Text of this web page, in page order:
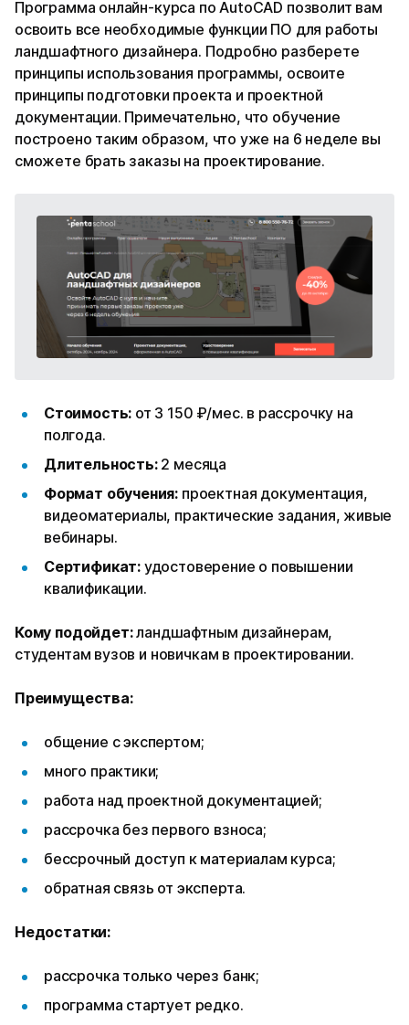
Программа онлайн-курса по AutoCAD позволит вам
освоить все необходимые функции ПО для работы
ландшафтного дизайнера. Подробно разберете
принципы использования программы, освоите
принципы подготовки проекта и проектной
документации. Примечательно, что обучение
построено таким образом, что уже на 6 неделе вы
сможете брать заказы на проектирование.
Стоимость: от 3 150 ₽/мес. в рассрочку на
полгода.
Длительность: 2 месяца
Формат обучения: проектная документация,
видеоматериалы, практические задания, живые
вебинары.
Сертификат: удостоверение о повышении
квалификации.
Кому подойдет:ландшафтным дизайнерам,
студентам вузов и новичкам в проектировании.
Преимущества:
общение с экспертом;
много практики;
работа над проектной документацией;
рассрочка без первого взноса;
бессрочный доступ к материалам курса;
обратная связь от эксперта.
Недостатки:
рассрочка только через банк;
программа стартует редко.